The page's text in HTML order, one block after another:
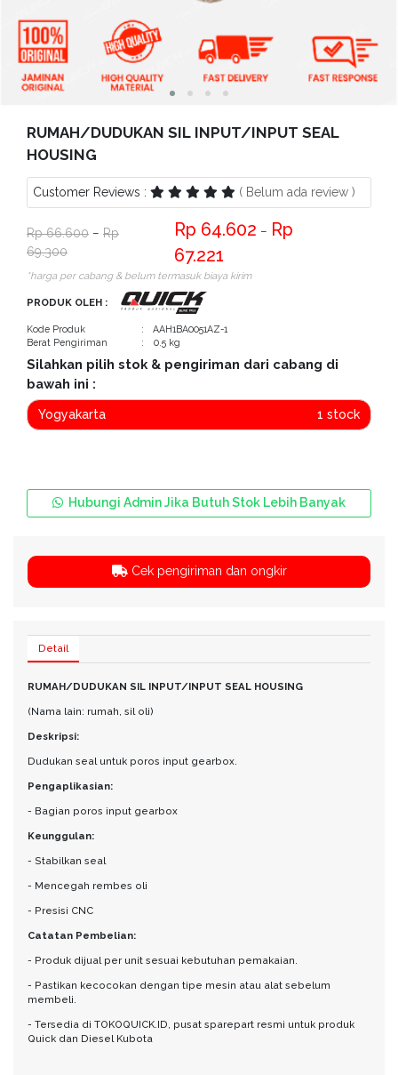
Kritik
dan
Saran
RUMAH/DUDUKAN SIL INPUT/INPUT SEAL
HOUSING
Customer Reviews : ( Belum ada review )
66.600 −
69.300
64.602 −
67.221
*harga per cabang & belum termasuk biaya kirim
PRODUK OLEH :
Kode Produk
: AAH1BA0051AZ-1
Berat Pengiriman
: 0.5 kg
Silahkan pilih stok & pengiriman dari cabang di
bawah ini :
Yogyakarta 1 stock
Hubungi Admin Jika Butuh Stok Lebih Banyak
Cek pengiriman dan ongkir
Detail
RUMAH/DUDUKAN SIL INPUT/INPUT SEAL HOUSING
(Nama lain: rumah, sil oli)
Deskripsi:
Dudukan seal untuk poros input gearbox.
Pengaplikasian:
- Bagian poros input gearbox
Keunggulan:
- Stabilkan seal
- Mencegah rembes oli
- Presisi CNC
Catatan Pembelian:
- Produk dijual per unit sesuai kebutuhan pemakaian.
- Pastikan kecocokan dengan tipe mesin atau alat sebelum
membeli.
- Tersedia di TOKOQUICK.ID, pusat sparepart resmi untuk produk
Quick dan Diesel Kubota